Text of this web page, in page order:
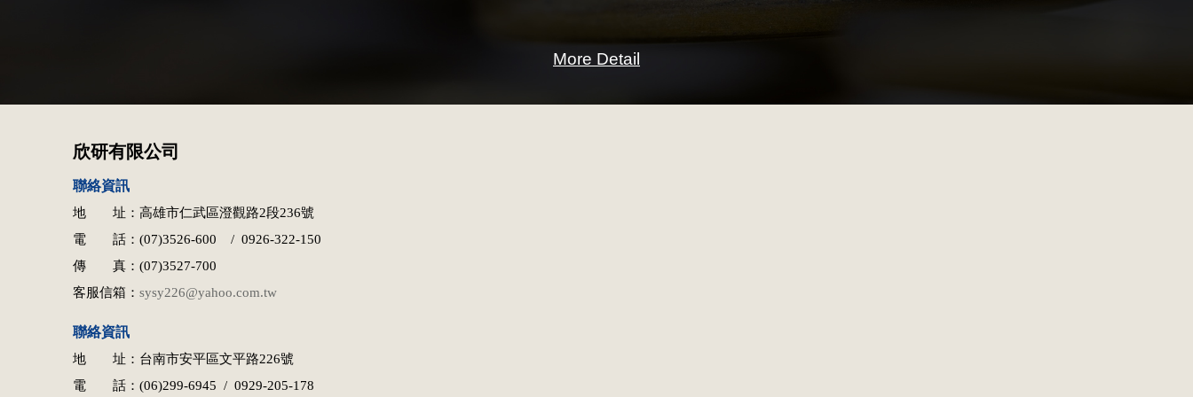
More Detail
欣研有限公司
聯絡資訊
地 址：高雄市仁武區澄觀路2段236號
電 話：(07)3526-600 / 0926-322-150
傳 真：(07)3527-700
客服信箱： sysy226@yahoo.com.tw
聯絡資訊
地 址：台南市安平區文平路226號
電 話：(06)299-6945 / 0929-205-178